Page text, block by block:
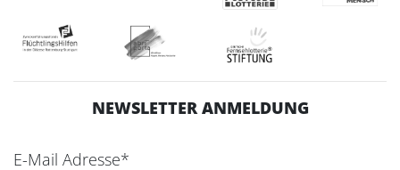
NEWSLETTER ANMELDUNG
E-Mail Adresse*